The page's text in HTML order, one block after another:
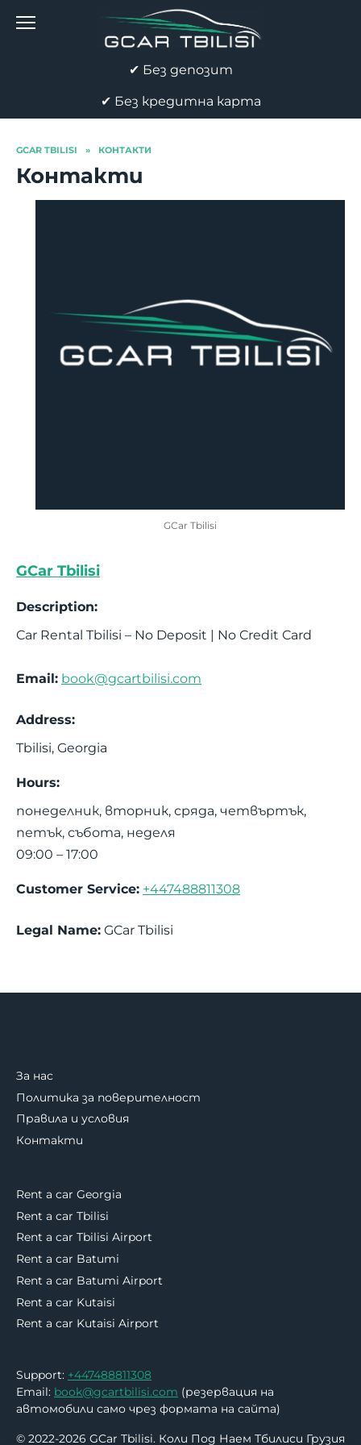
✔ Без депозит
✔ Без кредитна карта
GCAR TBILISI » КОНТАКТИ
Контакти
GCar Tbilisi
GCar Tbilisi
Description:
Car Rental Tbilisi – No Deposit | No Credit Card
Email: book@gcartbilisi.com
Address:
Tbilisi, Georgia
Hours:
понеделник, вторник, сряда, четвъртък,
петък, събота, неделя
09:00 – 17:00
Customer Service: +447488811308
Legal Name: GCar Tbilisi
За нас
Политика за поверителност
Правила и условия
Контакти
Rent a car Georgia
Rent a car Tbilisi
Rent a car Tbilisi Airport
Rent a car Batumi
Rent a car Batumi Airport
Rent a car Kutaisi
Rent a car Kutaisi Airport
Support: +447488811308
Email: book@gcartbilisi.com (резервация на
автомобили само чрез формата на сайта)
© 2022-2026 GCar Tbilisi. Коли Под Наем Тбилиси Грузия